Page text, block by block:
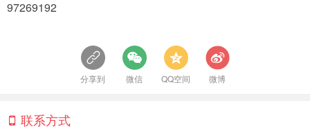
97269192
分享到 微信 QQ空间 微博
联系方式